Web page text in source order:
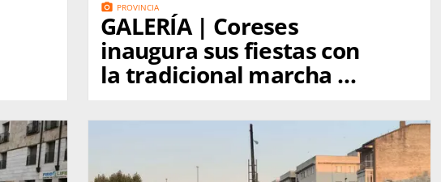
photo_camera PROVINCIA
GALERÍA | Coreses
inaugura sus fiestas con
la tradicional marcha a